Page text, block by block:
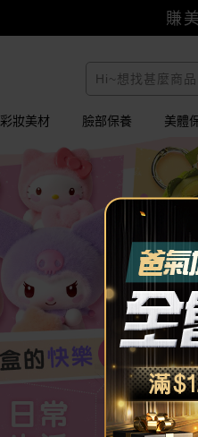
賺
小三美日
彩妝美材 臉部保養 美體